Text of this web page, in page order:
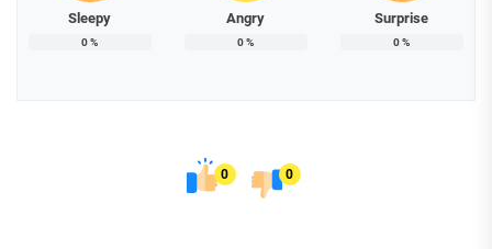
Sleepy
0%
Angry
0%
Surprise
0%
0 0